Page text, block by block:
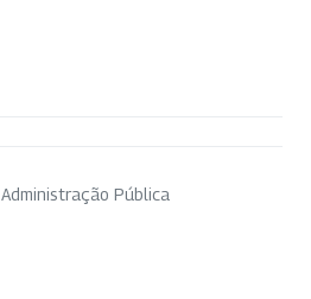
Administração Pública